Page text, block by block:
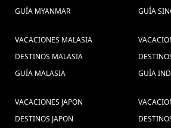
GUÍA MYANMAR
GUÍA
VACACIONES MALASIA
DESTINOS MALASIA
GUÍA MALASIA
GUÍA
VACACIONES JAPON
DESTINOS JAPON